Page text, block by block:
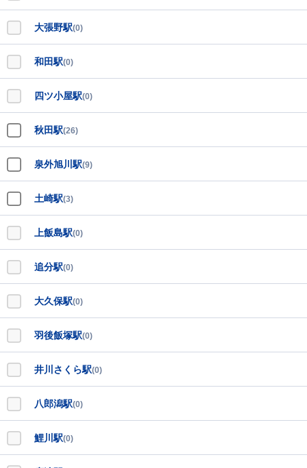
大張野駅(0)
和田駅(0)
四ツ小屋駅(0)
秋田駅(26)
泉外旭川駅(9)
土崎駅(3)
上飯島駅(0)
追分駅(0)
大久保駅(0)
羽後飯塚駅(0)
井川さくら駅(0)
八郎潟駅(0)
鯉川駅(0)